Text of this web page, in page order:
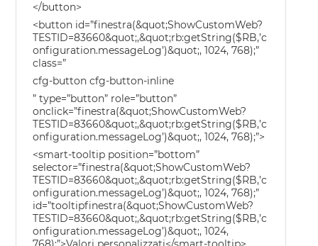
</button>
<button id=”finestra(&quot;ShowCustomWeb?
TESTID=83660&quot;,&quot;rb:getString($RB,’c
onfiguration.messageLog’)&quot;, 1024, 768);”
class=”
cfg-button cfg-button-inline
” type=”button” role=”button”
onclick=”finestra(&quot;ShowCustomWeb?
TESTID=83660&quot;,&quot;rb:getString($RB,’c
onfiguration.messageLog’)&quot;, 1024, 768);”>
<smart-tooltip position=”bottom”
selector=”finestra(&quot;ShowCustomWeb?
TESTID=83660&quot;,&quot;rb:getString($RB,’c
onfiguration.messageLog’)&quot;, 1024, 768);”
id=”tooltipfinestra(&quot;ShowCustomWeb?
TESTID=83660&quot;,&quot;rb:getString($RB,’c
onfiguration.messageLog’)&quot;, 1024,